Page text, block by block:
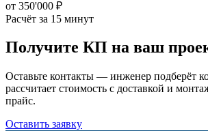
от 350'000 ₽
Расчёт за 15 минут
Получите КП на ваш
Оставьте контакты — инженер подберёт
рассчитает стоимость с доставкой и
прайс.
Оставить заявку